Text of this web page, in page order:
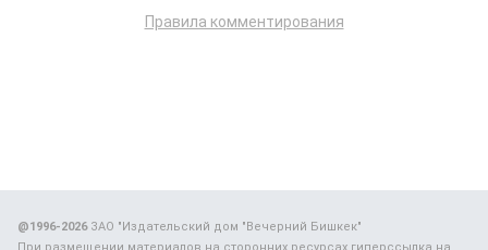
Правила комментирования
@1996-2026ЗАО "Издательский дом "Вечерний Бишкек"